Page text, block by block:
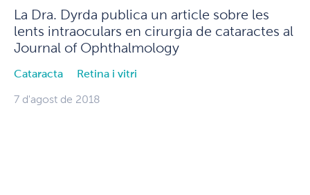
La Dra. Dyrda publica un article sobre les
lents intraoculars en cirurgia de cataractes al
Journal of Ophthalmology
Cataracta Retina i vitri
7 d'agost de 2018